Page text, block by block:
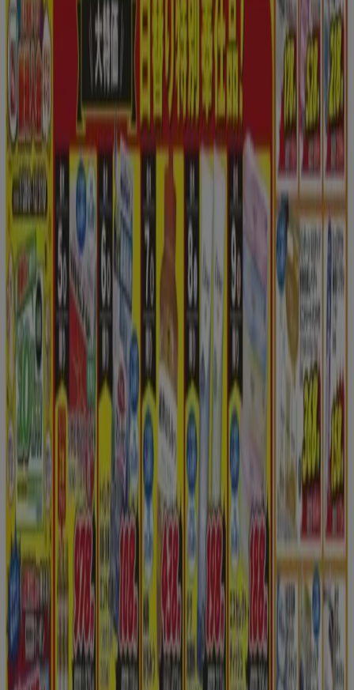
福岡市のドラッグストアのカタログ
福岡市のチラシとお得な情報
シェルター 水着水族館 ランタン 米 カーテン ネックレスフット
ケア スーツケース
他のまちのドラッグストア
東京都 大阪市 横浜市 名古屋市 福岡市 札幌市
神
戸市
仙台市 広島市 川崎市
千葉
市
北九州市 新潟市
渋谷区
都道府県一覧へ
Tiendeoで掲載している ドラッグストア 情報から
最新をご案内！
こちらのドラッグストアカテゴリーでは、ドラッグストアの
チラシ、住所、電話番号などがチェックできます。化粧品や
生活用品
の価格や品質を比較して、賢くお買い物を！お得な
割引情報のチェックも簡単にできますよ♪
に行く のオファー ドラッグストア
広告